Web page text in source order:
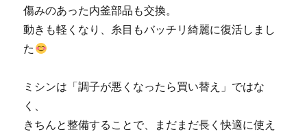
傷みのあった内釜部品も交換。
動きも軽くなり、糸目もバッチリ綺麗に復活しまし
た
ミシンは「調子が悪くなったら買い替え」ではな
く、
きちんと整備することで、まだまだ長く快適に使え